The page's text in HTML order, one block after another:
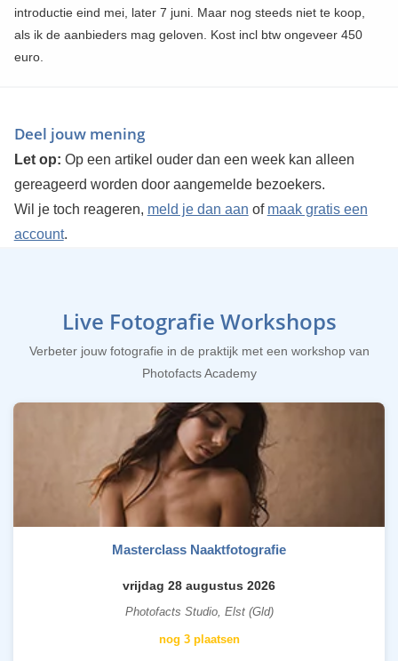
introductie eind mei, later 7 juni. Maar nog steeds niet te koop,
als ik de aanbieders mag geloven. Kost incl btw ongeveer 450
euro.
Deel jouw mening
Let op: Op een artikel ouder dan een week kan alleen
gereageerd worden door aangemelde bezoekers.
Wil je toch reageren, meld je dan aan of maak gratis een
account.
Live Fotografie Workshops
Verbeter jouw fotografie in de praktijk met een workshop van
Photofacts Academy
Masterclass Naaktfotografie
vrijdag 28 augustus 2026
Photofacts Studio, Elst (Gld)
nog 3 plaatsen